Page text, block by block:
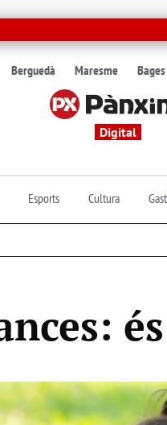
Berguedà Maresme Bages
Digital
Esports Cultura